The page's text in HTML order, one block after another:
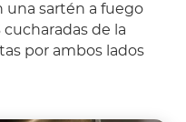
una sartén a fuego
de la
por ambos lados